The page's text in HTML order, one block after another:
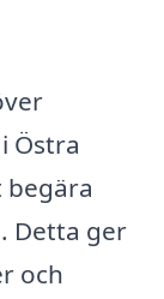
Östra
begära
Detta ger
och